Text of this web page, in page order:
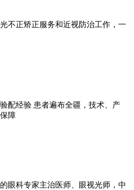
不正矫正服务和近视防治工作，一
配经验 患者遍布全疆，技术、产
障
眼科专家主治医师、眼视光师，中